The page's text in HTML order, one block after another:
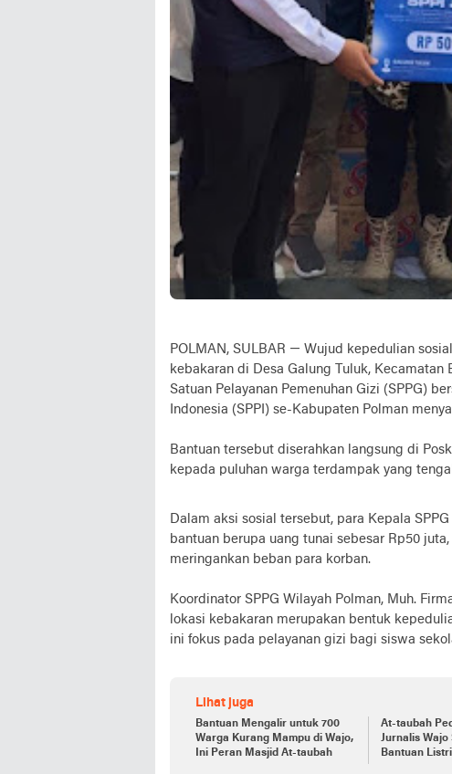
POLMAN, SULBAR — Wujud kepedulian
kebakaran di Desa Galung Tuluk,
Satuan Pelayanan Pemenuhan Gizi (SPPG)
Indonesia (SPPI) se-Kabupaten Polman
Bantuan tersebut diserahkan langsung di
kepada puluhan warga terdampak yang
Dalam aksi sosial tersebut, para Kepala
bantuan berupa uang tunai sebesar Rp50
meringankan beban para korban.
Koordinator SPPG Wilayah Polman, Muh.
lokasi kebakaran merupakan bentuk
ini fokus pada pelayanan gizi bagi siswa
Lihat juga
Bantuan Mengalir untuk 700
Warga Kurang Mampu di Wajo,
Ini Peran Masjid At-taubah
At-taubah
Jurnalis Wajo
Bantuan